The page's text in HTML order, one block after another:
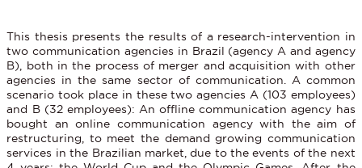
This thesis presents the results of a research-intervention in
two communication agencies in Brazil (agency A and agency
B), both in the process of merger and acquisition with other
agencies in the same sector of communication. A common
scenario took place in these two agencies A (103 employees)
and B (32 employees): An offline communication agency has
bought an online communication agency with the aim of
restructuring, to meet the demand growing communication
services in the Brazilian market, due to the events of the next